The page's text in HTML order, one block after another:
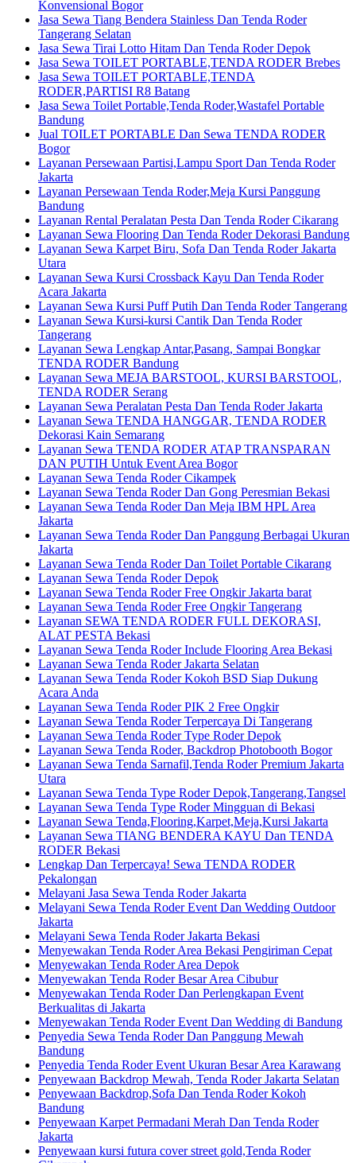
Konvensional Bogor
Jasa Sewa Tiang Bendera Stainless Dan Tenda Roder
Tangerang Selatan
Jasa Sewa Tirai Lotto Hitam Dan Tenda Roder Depok
Jasa Sewa TOILET PORTABLE,TENDA RODER Brebes
Jasa Sewa TOILET PORTABLE,TENDA
RODER,PARTISI R8 Batang
Jasa Sewa Toilet Portable,Tenda Roder,Wastafel Portable
Bandung
Jual TOILET PORTABLE Dan Sewa TENDA RODER
Bogor
Layanan Persewaan Partisi,Lampu Sport Dan Tenda Roder
Jakarta
Layanan Persewaan Tenda Roder,Meja Kursi Panggung
Bandung
Layanan Rental Peralatan Pesta Dan Tenda Roder Cikarang
Layanan Sewa Flooring Dan Tenda Roder Dekorasi Bandung
Layanan Sewa Karpet Biru, Sofa Dan Tenda Roder Jakarta
Utara
Layanan Sewa Kursi Crossback Kayu Dan Tenda Roder
Acara Jakarta
Layanan Sewa Kursi Puff Putih Dan Tenda Roder Tangerang
Layanan Sewa Kursi-kursi Cantik Dan Tenda Roder
Tangerang
Layanan Sewa Lengkap Antar,Pasang, Sampai Bongkar
TENDA RODER Bandung
Layanan Sewa MEJA BARSTOOL, KURSI BARSTOOL,
TENDA RODER Serang
Layanan Sewa Peralatan Pesta Dan Tenda Roder Jakarta
Layanan Sewa TENDA HANGGAR, TENDA RODER
Dekorasi Kain Semarang
Layanan Sewa TENDA RODER ATAP TRANSPARAN
DAN PUTIH Untuk Event Area Bogor
Layanan Sewa Tenda Roder Cikampek
Layanan Sewa Tenda Roder Dan Gong Peresmian Bekasi
Layanan Sewa Tenda Roder Dan Meja IBM HPL Area
Jakarta
Layanan Sewa Tenda Roder Dan Panggung Berbagai Ukuran
Jakarta
Layanan Sewa Tenda Roder Dan Toilet Portable Cikarang
Layanan Sewa Tenda Roder Depok
Layanan Sewa Tenda Roder Free Ongkir Jakarta barat
Layanan Sewa Tenda Roder Free Ongkir Tangerang
Layanan SEWA TENDA RODER FULL DEKORASI,
ALAT PESTA Bekasi
Layanan Sewa Tenda Roder Include Flooring Area Bekasi
Layanan Sewa Tenda Roder Jakarta Selatan
Layanan Sewa Tenda Roder Kokoh BSD Siap Dukung
Acara Anda
Layanan Sewa Tenda Roder PIK 2 Free Ongkir
Layanan Sewa Tenda Roder Terpercaya Di Tangerang
Layanan Sewa Tenda Roder Type Roder Depok
Layanan Sewa Tenda Roder, Backdrop Photobooth Bogor
Layanan Sewa Tenda Sarnafil,Tenda Roder Premium Jakarta
Utara
Layanan Sewa Tenda Type Roder Depok,Tangerang,Tangsel
Layanan Sewa Tenda Type Roder Mingguan di Bekasi
Layanan Sewa Tenda,Flooring,Karpet,Meja,Kursi Jakarta
Layanan Sewa TIANG BENDERA KAYU Dan TENDA
RODER Bekasi
Lengkap Dan Terpercaya! Sewa TENDA RODER
Pekalongan
Melayani Jasa Sewa Tenda Roder Jakarta
Melayani Sewa Tenda Roder Event Dan Wedding Outdoor
Jakarta
Melayani Sewa Tenda Roder Jakarta Bekasi
Menyewakan Tenda Roder Area Bekasi Pengiriman Cepat
Menyewakan Tenda Roder Area Depok
Menyewakan Tenda Roder Besar Area Cibubur
Menyewakan Tenda Roder Dan Perlengkapan Event
Berkualitas di Jakarta
Menyewakan Tenda Roder Event Dan Wedding di Bandung
Penyedia Sewa Tenda Roder Dan Panggung Mewah
Bandung
Penyedia Tenda Roder Event Ukuran Besar Area Karawang
Penyewaan Backdrop Mewah, Tenda Roder Jakarta Selatan
Penyewaan Backdrop,Sofa Dan Tenda Roder Kokoh
Bandung
Penyewaan Karpet Permadani Merah Dan Tenda Roder
Jakarta
Penyewaan kursi futura cover street gold,Tenda Roder